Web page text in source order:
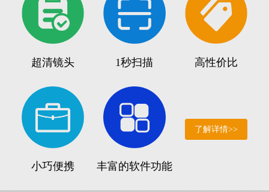
超清镜头 1秒扫描 高性价比
小巧便携 丰富的软件功能
了解详情>>